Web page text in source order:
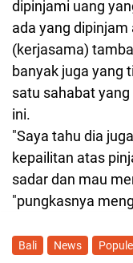
dipinjami uang
ada yang dipinjam
(kerjasama)
banyak juga yang
satu sahabat
ini.
"Saya tahu dia
kepailitan atas
sadar dan mau
"pungkasnya
Bali News